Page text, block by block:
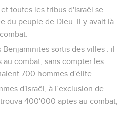
toutes les tribus d'Israël se
du peuple de Dieu. Il y avait là
sortis des villes : il
combat, sans compter les
700 hommes d'élite.
d'Israël, à l’exclusion de
400'000 aptes au combat,